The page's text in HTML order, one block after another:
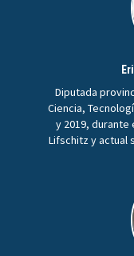
Diputada
Ciencia,
y 2019,
Lifschitz y actual